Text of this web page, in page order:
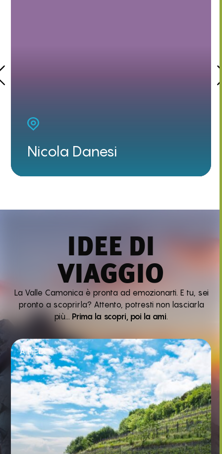
Nicola Danesi
IDEE DI
VIAGGIO
La Valle Camonica è pronta ad emozionarti. E tu, sei
pronto a scoprirla? Attento, potresti non lasciarla
più… Prima la scopri, poi la ami.
A PIEDI